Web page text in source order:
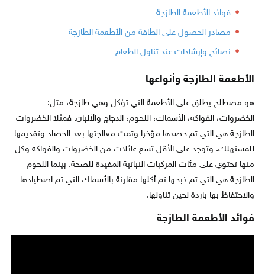
فوائد الأطعمة الطازجة
مصادر الحصول على الطاقة من الأطعمة الطازجة
نصائح وإرشادات عند تناول الطعام
الأطعمة الطازجة وأنواعها
هو مصطلح يطلق على الأطعمة التي تؤكل وهي طازجة، مثل:
الخضروات، الفواكه، الأسماك، اللحوم، الدجاج والألبان. فمثلا الخضروات
الطازجة هي التي تم حصدها مؤخرا وتمت معالجتها بعد الحصاد وتقديمها
للمستهلك. وتوجد على الأقل تسع عائلات من الخضروات والفواكه وكل
منها تحتوي على مئات المركبات النباتية المفيدة للصحة. بينما اللحوم
الطازجة هي التي تم ذبحها ثم أكلها مقارنة بالأسماك التي تم اصطيادها
والاحتفاظ بها باردة لحين تناولها.
فوائد الأطعمة الطازجة